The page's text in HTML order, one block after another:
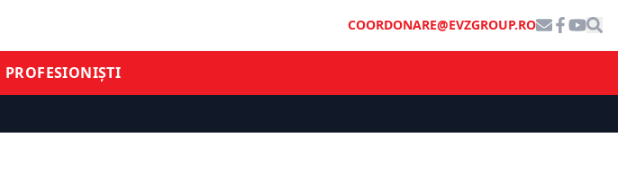
COORDONARE@EVZGROUP.RO
PROFESIONIȘTI